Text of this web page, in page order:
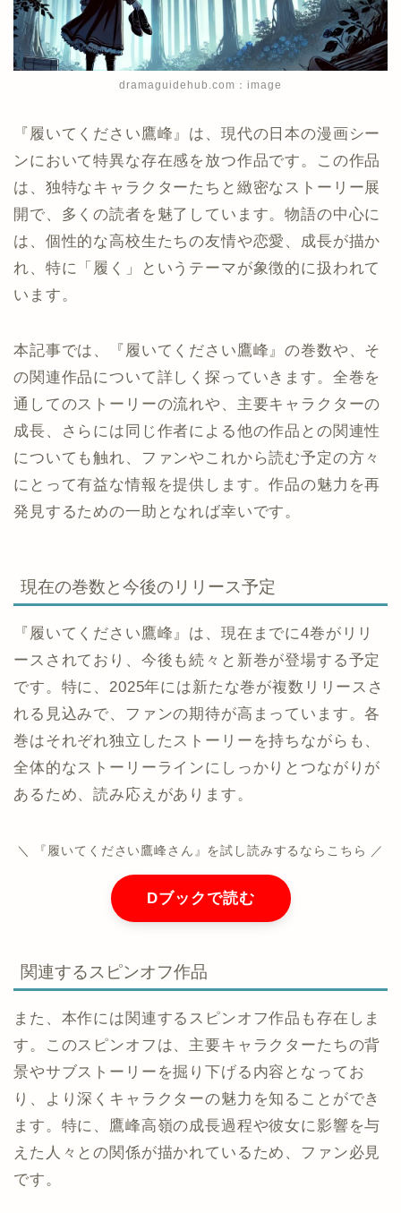
dramaguidehub.com：image
『履いてください鷹峰』は、現代の日本の漫画シー
ンにおいて特異な存在感を放つ作品です。この作品
は、独特なキャラクターたちと緻密なストーリー展
開で、多くの読者を魅了しています。物語の中心に
は、個性的な高校生たちの友情や恋愛、成長が描か
れ、特に「履く」というテーマが象徴的に扱われて
います。
本記事では、『履いてください鷹峰』の巻数や、そ
の関連作品について詳しく探っていきます。全巻を
通してのストーリーの流れや、主要キャラクターの
成長、さらには同じ作者による他の作品との関連性
についても触れ、ファンやこれから読む予定の方々
にとって有益な情報を提供します。作品の魅力を再
発見するための一助となれば幸いです。
現在の巻数と今後のリリース予定
『履いてください鷹峰』は、現在までに4巻がリリ
ースされており、今後も続々と新巻が登場する予定
です。特に、2025年には新たな巻が複数リリースさ
れる見込みで、ファンの期待が高まっています。各
巻はそれぞれ独立したストーリーを持ちながらも、
全体的なストーリーラインにしっかりとつながりが
あるため、読み応えがあります。
＼ 『履いてください鷹峰さん』を試し読みするならこちら ／
Dブックで読む
関連するスピンオフ作品
また、本作には関連するスピンオフ作品も存在しま
す。このスピンオフは、主要キャラクターたちの背
景やサブストーリーを掘り下げる内容となってお
り、より深くキャラクターの魅力を知ることができ
ます。特に、鷹峰高嶺の成長過程や彼女に影響を与
えた人々との関係が描かれているため、ファン必見
です。